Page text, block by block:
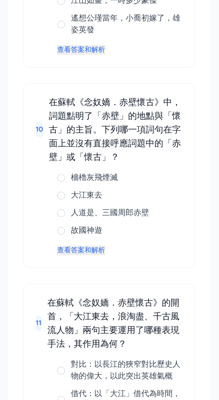
遙想公瑾當年，小喬初嫁了，雄
姿英發
查看答案和解析
10
在蘇軾《念奴嬌．赤壁懷古》中，
詞題點明了「赤壁」的地點與「懷
古」的主旨。下列哪一項詞句在字
面上並沒有直接呼應詞題中的「赤
壁」或「懷古」？
檣櫓灰飛煙滅
大江東去
人道是、三國周郎赤壁
故國神遊
查看答案和解析
11
在蘇軾《念奴嬌．赤壁懷古》的開
首，「大江東去，浪淘盡、千古風
流人物」兩句主要運用了哪種表現
手法，其作用為何？
對比：以長江的狹窄對比歷史人
物的偉大，以此突出英雄氣概
借代：以「大江」借代為時間，